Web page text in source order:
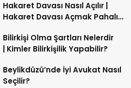
Hakaret Davası Nasıl Açılır |
Hakaret Davası Açmak Pahalı
İspatlanır?
Bilirkişi Olma Şartları Nelerdir
| Kimler Bilirkişilik Yapabilir?
Beylikdüzü’nde İyi Avukat Nasıl
Seçilir?